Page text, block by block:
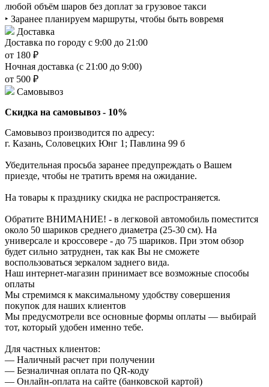
любой объём шаров без доплат за грузовое такси
‣ Заранее планируем маршруты, чтобы быть вовремя
Доставка
Доставка по городу с 9:00 до 21:00
от 180 ₽
Ночная доставка (с 21:00 до 9:00)
от 500 ₽
Самовывоз
Скидка на самовывоз - 10%
Самовывоз производится по адресу:
г. Казань, Соловецких Юнг 1; Павлина 99 б
Убедительная просьба заранее предупреждать о Вашем
приезде, чтобы не тратить время на ожидание.
На товары к празднику скидка не распространяется.
Обратите ВНИМАНИЕ! - в легковой автомобиль поместится
около 50 шариков среднего диаметра (25-30 см). На
универсале и кроссовере - до 75 шариков. При этом обзор
будет сильно затруднен, так как Вы не сможете
воспользоваться зеркалом заднего вида.
Наш интернет-магазин принимает все возможные способы
оплаты
Мы стремимся к максимальному удобству совершения
покупок для наших клиентов
Мы предусмотрели все основные формы оплаты — выбирай
тот, который удобен именно тебе.
Для частных клиентов:
— Наличный расчет при получении
— Безналичная оплата по QR-коду
— Онлайн-оплата на сайте (банковской картой)